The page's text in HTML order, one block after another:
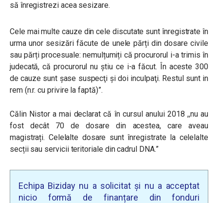
să înregistrezi acea sesizare.
Cele mai multe cauze din cele discutate sunt înregistrate în
urma unor sesizări făcute de unele părți din dosare civile
sau părți procesuale: nemulțumiți că procurorul i-a trimis în
judecată, că procurorul nu știu ce i-a făcut. În aceste 300
de cauze sunt șase suspecţi şi doi inculpaţi. Restul sunt in
rem (n.r. cu privire la faptă)”.
Călin Nistor a mai declarat că în cursul anului 2018 ,,nu au
fost decât 70 de dosare din acestea, care aveau
magistrați. Celelalte dosare sunt înregistrate la celelalte
secții sau servicii teritoriale din cadrul DNA.”
Echipa Biziday nu a solicitat și nu a acceptat
nicio formă de finanțare din fonduri